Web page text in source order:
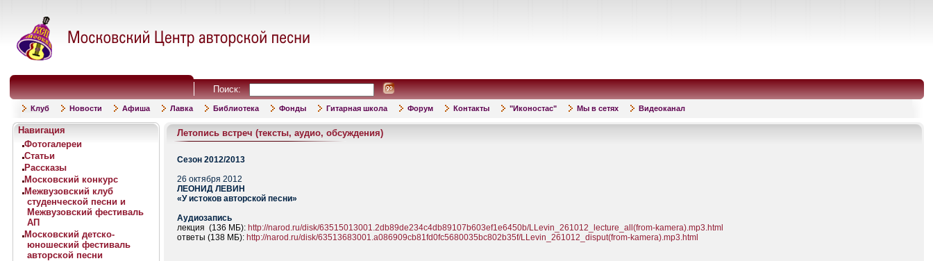
Поиск:
Клуб Новости Афиша Лавка Библиотека Фонды Гитарная школа Форум Контакты "Иконостас" Мы в сетях Видеоканал
Навигация
Фотогалереи
Статьи
Рассказы
Московский конкурс
Межвузовский клуб
студенческой песни и
Межвузовский фестиваль
АП
Московский детско-
юношеский фестиваль
авторской песни
Летопись встреч (тексты, аудио, обсуждения)
Сезон 2012/2013
26 октября 2012
ЛЕОНИД ЛЕВИН
«У истоков авторской песни»
Аудиозапись
лекция (136 МБ): http://narod.ru/disk/63515013001.2db89de234c4db89107b603ef1e6450b/LLevin_261012_lecture_all(from-kamera).mp3.html
ответы (138 МБ): http://narod.ru/disk/63513683001.a086909cb81fd0fc5680035bc802b35f/LLevin_261012_disput(from-kamera).mp3.html